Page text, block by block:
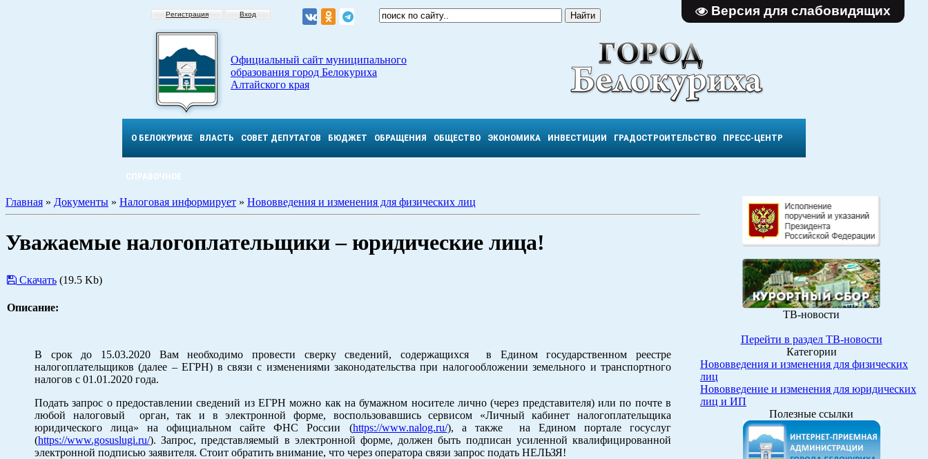
Версия для слабовидящих
Регистрация Вход
Официальный сайт муниципального
образования город Белокуриха
Алтайского края
О БЕЛОКУРИХЕ ВЛАСТЬ СОВЕТ ДЕПУТАТОВ БЮДЖЕТ ОБРАЩЕНИЯ ОБЩЕСТВО ЭКОНОМИКА ИНВЕСТИЦИИ ГРАДОСТРОИТЕЛЬСТВО ПРЕСС-ЦЕНТР
СПРАВОЧНОЕ
Главная » Документы » Налоговая информирует » Нововведения и изменения для физических лиц
Уважаемые налогоплательщики – юридические лица!
Скачать (19.5 Kb)
Описание:
В срок до 15.03.2020 Вам необходимо провести сверку сведений, содержащихся в Едином государственном реестре
налогоплательщиков (далее – ЕГРН) в связи с изменениями законодательства при налогообложении земельного и транспортного
налогов с 01.01.2020 года.
Подать запрос о предоставлении сведений из ЕГРН можно как на бумажном носителе лично (через представителя) или по почте в
любой налоговый орган, так и в электронной форме, воспользовавшись сервисом «Личный кабинет налогоплательщика
юридического лица» на официальном сайте ФНС России (https://www.nalog.ru/), а также на Едином портале госуслуг
(https://www.gosuslugi.ru/). Запрос, представляемый в электронной форме, должен быть подписан усиленной квалифицированной
электронной подписью заявителя. Стоит обратить внимание, что через оператора связи запрос подать НЕЛЬЗЯ!
ТВ-новости
Перейти в раздел ТВ-новости
Категории
Нововведения и изменения для физических
лиц
Нововведение и изменения для юридических
лиц и ИП
Полезные ссылки